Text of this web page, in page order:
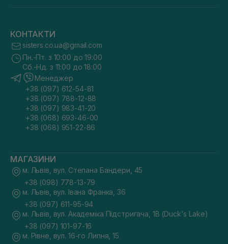
КОНТАКТИ
sisters.co.ua@gmail.com
Пн.-Пт. з 10:00 до 19:00
Сб.-Нд. з 11:00 до 18:00
Менеджер
+38 (097) 612-54-81
+38 (097) 788-12-88
+38 (097) 983-41-20
+38 (068) 693-46-00
+38 (068) 951-22-86
МАГАЗИНИ
м. Львів, вул. Степана Бандери, 45
+38 (098) 778-13-79
м. Львів, вул. Івана Франка, 36
+38 (097) 611-95-94
м. Львів, вул. Академіка Підстригача, 1В (Duck's Lake)
+38 (097) 101-97-16
м. Рівне, вул. 16-го Липня, 15